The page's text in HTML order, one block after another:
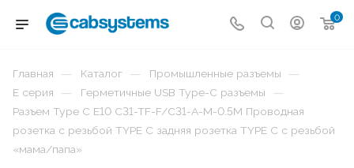
0
Главная — Каталог — Промышленные разъемы —
E серия — Герметичные USB Type-C разъемы —
Разъем Type C E10 C31-TF-F/C31-A-M-0.5M Проводная
розетка с резьбой TYPE C задняя розетка TYPE C с резьбой
«мама/папа»